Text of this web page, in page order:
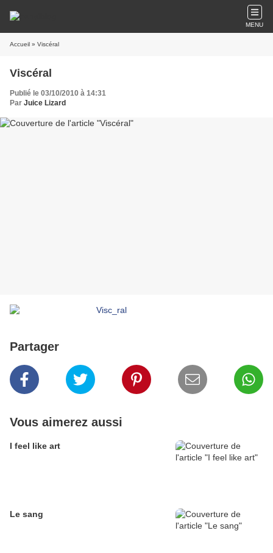
MENU
Accueil » Viscéral
Viscéral
Publié le 03/10/2010 à 14:31
Par Juice Lizard
Partager
Vous aimerez aussi
I feel like art
Le sang